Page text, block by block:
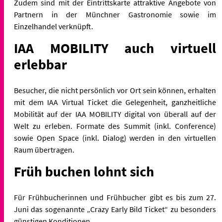
Zudem sind mit der Eintrittskarte attraktive Angebote von
Partnern in der Münchner Gastronomie sowie im
Einzelhandel verknüpft.
IAA MOBILITY auch virtuell
erlebbar
Besucher, die nicht persönlich vor Ort sein können, erhalten
mit dem IAA Virtual Ticket die Gelegenheit, ganzheitliche
Mobilität auf der IAA MOBILITY digital von überall auf der
Welt zu erleben. Formate des Summit (inkl. Conference)
sowie Open Space (inkl. Dialog) werden in den virtuellen
Raum übertragen.
Früh buchen lohnt sich
Für Frühbucherinnen und Frühbucher gibt es bis zum 27.
Juni das sogenannte „Crazy Early Bild Ticket“ zu besonders